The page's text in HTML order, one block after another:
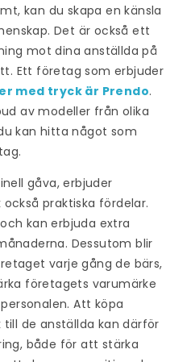
kan du skapa en känsla
Det är också ett
mot dina anställda på
Ett företag som erbjuder
med tryck är Prendo.
av modeller från olika
kan hitta något som
gåva, erbjuder
praktiska fördelar.
kan erbjuda extra
Dessutom blir
varje gång de bärs,
företagets varumärke
Att köpa
de anställda kan därför
både för att stärka